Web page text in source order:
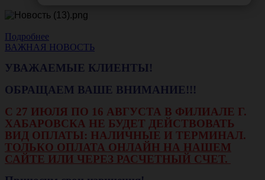
Подробнее
ВАЖНАЯ НОВОСТЬ
УВАЖАЕМЫЕ КЛИЕНТЫ!
ОБРАЩАЕМ ВАШЕ ВНИМАНИЕ!!!
С 27 ИЮЛЯ ПО 16 АВГУСТА В ФИЛИАЛЕ Г.
ХАБАРОВСКА НЕ БУДЕТ ДЕЙСТВОВАТЬ
ВИД ОПЛАТЫ: НАЛИЧНЫЕ И ТЕРМИНАЛ.
ТОЛЬКО ОПЛАТА ОНЛАЙН НА НАШЕМ
САЙТЕ ИЛИ ЧЕРЕЗ РАСЧЕТНЫЙ СЧЕТ.